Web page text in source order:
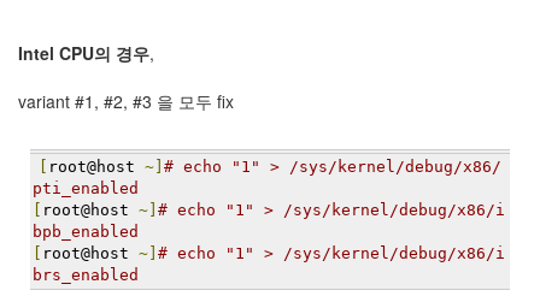
Intel CPU의 경우,
variant #1, #2, #3 을 모두 fix
root@host ~] # echo "1" > /sys/kernel/debug/x86/
pti_enabled
root@host ~] # echo "1" > /sys/kernel/debug/x86/i
bpb_enabled
root@host ~] # echo "1" > /sys/kernel/debug/x86/i
brs_enabled
로
래
57
Mozilla
23
Tip
&
Trick
18